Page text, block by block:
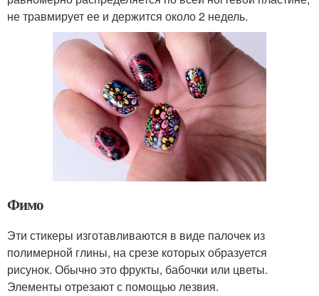
не травмирует ее и держится около 2 недель.
Фимо
Эти стикеры изготавливаются в виде палочек из
полимерной глины, на срезе которых образуется
рисунок. Обычно это фрукты, бабочки или цветы.
Элементы отрезают с помощью лезвия.